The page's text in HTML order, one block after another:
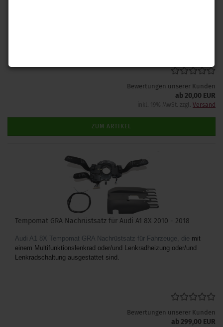
Bewertungen unserer Kunden
ab 20,00 EUR
inkl. 19% MwSt. zzgl. Versand
ZUM ARTIKEL
Tempomat GRA Nachrüstsatz für Audi A1 8X 2010 - 2018
Audi A1 8X Tempomat GRA Nachrüstsatz für Fahrzeuge, die mit
einem Multifunktionslenkrad oder/und Lenkradheizung oder/und
Lenkradschaltung ausgestattet sind.
Bewertungen unserer Kunden
ab 299,00 EUR